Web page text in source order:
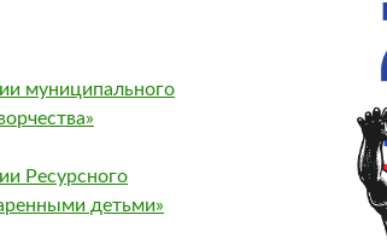
муниципального
Ресурсного
детьми»